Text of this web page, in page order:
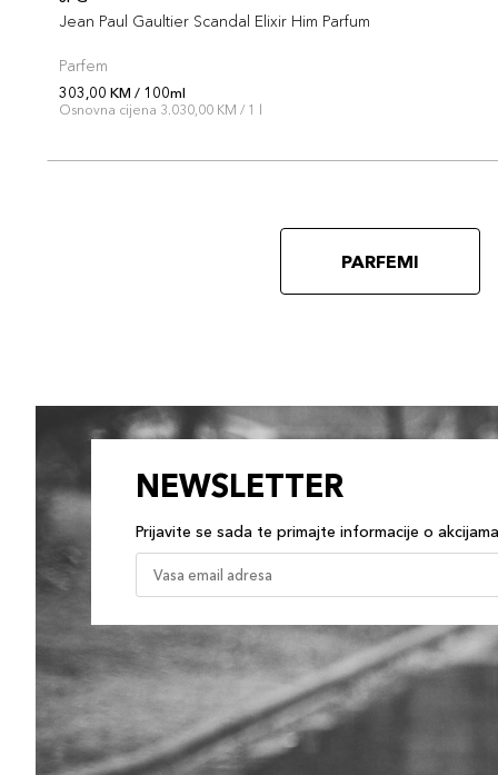
Jean Paul Gaultier Scandal Elixir Him Parfum
Parfem
303,00 KM / 100ml
Osnovna cijena 3.030,00 KM / 1 l
PARFEMI
NEWSLETTER
Prijavite se sada te primajte informacije o